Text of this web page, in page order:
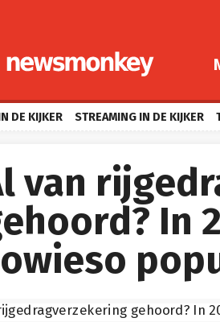
DE KIJKER STREAMING IN DE KIJKER
van
In